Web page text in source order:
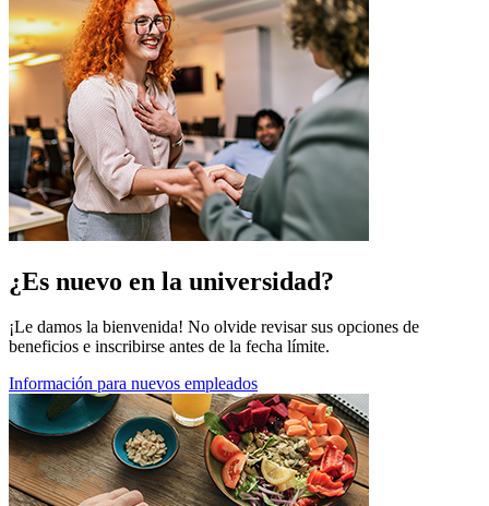
¿Es nuevo en la universidad?
¡Le damos la bienvenida! No olvide revisar sus opciones de
beneficios e inscribirse antes de la fecha límite.
Información para nuevos empleados